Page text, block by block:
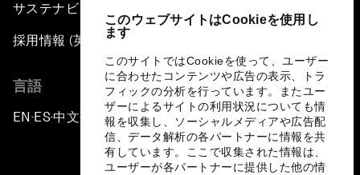
このウェブサイトはCookieを使用し
ます
このサイトではCookieを使って、ユーザー
に合わせたコンテンツや広告の表示、トラ
フィックの分析を行っています。またユー
ザーによるサイトの利用状況についても情
報を収集し、ソーシャルメディアや広告配
信、データ解析の各パートナーに情報を共
有しています。ここで収集された情報は、
ユーザーが各パートナーに提供した他の情
サステナビリティへの取り組み
採用情報 (英語のみ)
言語
EN ▪ES▪中文▪ 日本語